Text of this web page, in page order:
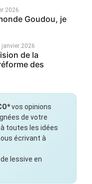
2026
Goudou, je
janvier 2026
de la
des
vos opinions
de votre
toutes les idées
écrivant à
lessive en